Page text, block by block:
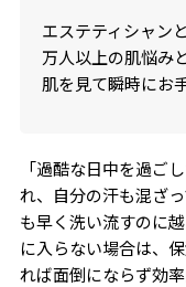
エステティシャン
万人以上の肌悩み
肌を見て瞬時にお
もつことから「人
思いで伝える
「過酷な日中を過ご
れ、自分の汗も混ざ
も早く洗い流すのに
に入らない場合は、
れば面倒にならず効